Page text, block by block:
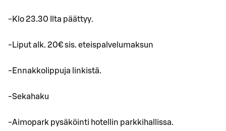
-Klo 23.30 Ilta päättyy.
-Liput alk. 20€ sis. eteispalvelumaksun
-Ennakkolippuja linkistä.
-Sekahaku
-Aimopark pysäköinti hotellin parkkihallissa.